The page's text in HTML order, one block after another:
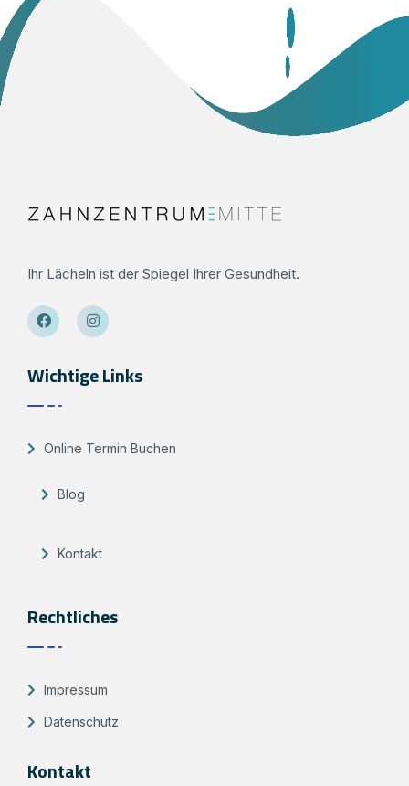
Ihr Lächeln ist der Spiegel Ihrer Gesundheit.
Wichtige Links
Online Termin Buchen
Blog
Kontakt
Rechtliches
Impressum
Datenschutz
Kontakt